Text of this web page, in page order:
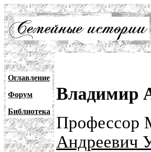
Оглавление
Форум
Библиотека
Владимир
Профессор
Андреевич